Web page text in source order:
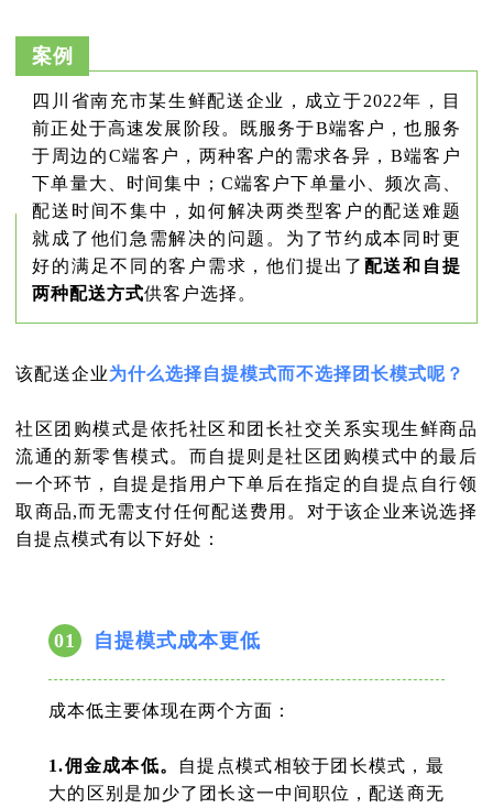
案例
四川省南充市某生鲜配送企业，成立于2022年，目
前正处于高速发展阶段。既服务于B端客户，也服务
于周边的C端客户，两种客户的需求各异，B端客户
下单量大、时间集中；C端客户下单量小、频次高、
配送时间不集中，如何解决两类型客户的配送难题
就成了他们急需解决的问题。为了节约成本同时更
好的满足不同的客户需求，他们提出了 配送和自提
两种配送方式供客户选择。
该配送企业为什么选择自提模式而不选择团长模式呢？
社区团购模式是依托社区和团长社交关系实现生鲜商品
流通的新零售模式。而自提则是社区团购模式中的最后
一个环节，自提是指用户下单后在指定的自提点自行领
取商品,而无需支付任何配送费用。 对于该企业来说选择
自提点模式有以下好处：
01 自提模式成本更低
成本低主要体现在两个方面：
1.佣金成本低。
自提点模式相较于团长模式，最
大的区别是加少了团长这一中间职位，配送商无